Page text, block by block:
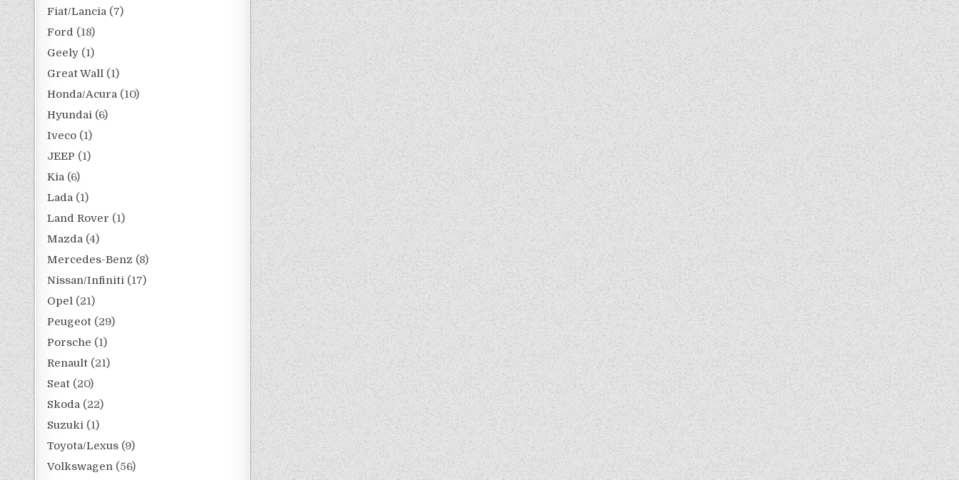
Fiat/Lancia (7)
Ford (18)
Geely (1)
Great Wall (1)
Honda/Acura (10)
Hyundai (6)
Iveco (1)
JEEP (1)
Kia (6)
Lada (1)
Land Rover (1)
Mazda (4)
Mercedes-Benz (8)
Nissan/Infiniti (17)
Opel (21)
Peugeot (29)
Porsche (1)
Renault (21)
Seat (20)
Skoda (22)
Suzuki (1)
Toyota/Lexus (9)
Volkswagen (56)